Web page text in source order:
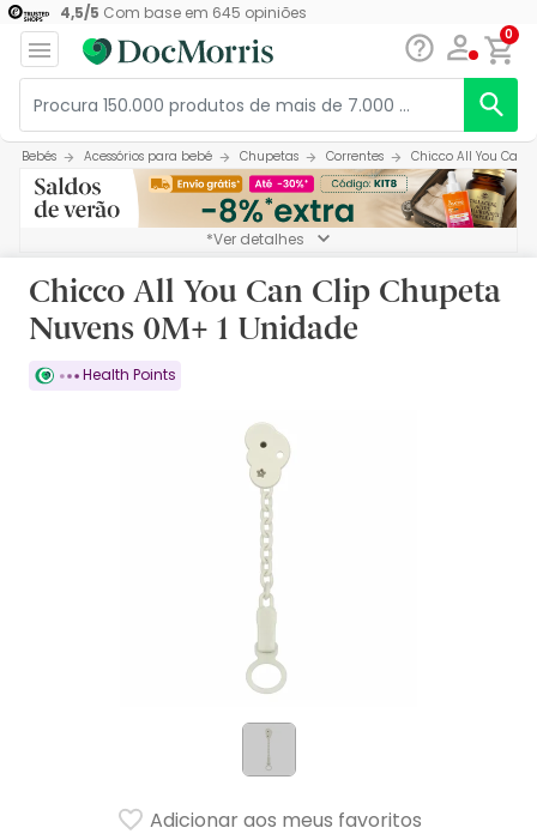
4,5/5 Com base em 645 opiniões
0
Bebés Acessórios para bebé Chupetas Correntes Chicco All You Can
*Ver detalhes
Chicco All You Can Clip Chupeta
Nuvens 0M+ 1 Unidade
Health Points
Adicionar aos meus favoritos